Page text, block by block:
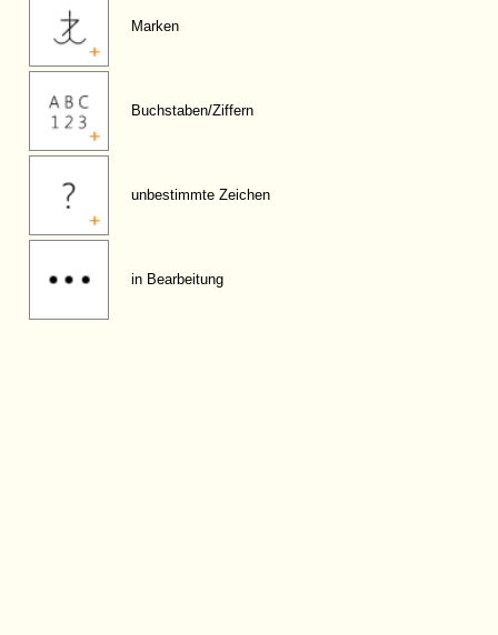
Marken
Buchstaben/Ziffern
unbestimmte Zeichen
in Bearbeitung